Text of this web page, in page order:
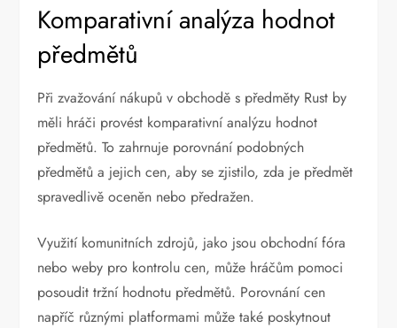
Komparativní analýza hodnot
předmětů
Při zvažování nákupů v obchodě s předměty Rust by
měli hráči provést komparativní analýzu hodnot
předmětů. To zahrnuje porovnání podobných
předmětů a jejich cen, aby se zjistilo, zda je předmět
spravedlivě oceněn nebo předražen.
Využití komunitních zdrojů, jako jsou obchodní fóra
nebo weby pro kontrolu cen, může hráčům pomoci
posoudit tržní hodnotu předmětů. Porovnání cen
napříč různými platformami může také poskytnout